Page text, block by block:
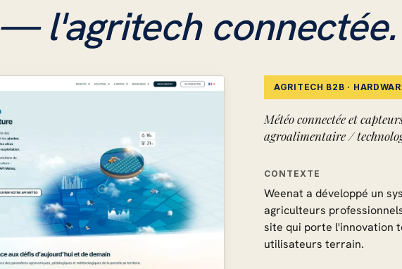
— l'agritech connectée.
AGRITECH B2B ·
Météo connectée et
agroalimentaire /
CONTEXTE
Weenat a développé un
agriculteurs
site qui porte l'innovation
utilisateurs terrain.